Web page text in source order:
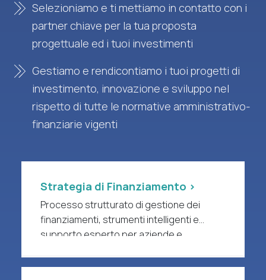
Selezioniamo e ti mettiamo in contatto con i
partner chiave per la tua proposta
progettuale ed i tuoi investimenti
Gestiamo e rendicontiamo i tuoi progetti di
investimento, innovazione e sviluppo nel
rispetto di tutte le normative amministrativo-
finanziarie vigenti
Strategia di Finanziamento >
Processo strutturato di gestione dei
finanziamenti, strumenti intelligenti e
supporto esperto per aziende e
di R&S